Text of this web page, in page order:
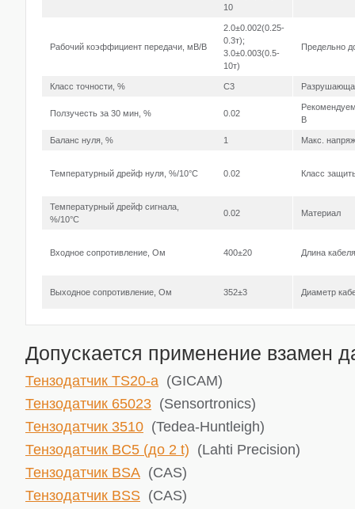
10
Рабочий коэффициент передачи, мВ/В
2.0±0.002(0.25-
0.3т);
3.0±0.003(0.5-
10т)
Предельно
Класс точности, % C3
Ползучесть за 30 мин, % 0.02
В
Баланс нуля, % 1 Макс.
Температурный дрейф нуля, %/10°С 0.02 Класс
Температурный дрейф сигнала,
%/10°С
0.02 Материал
Входное сопротивление, Ом 400±20 Длина
Выходное сопротивление, Ом 352±3 Диаметр
Допускается применение взамен
Тензодатчик TS20-a (GICAM)
Тензодатчик 65023 (Sensortronics)
Тензодатчик 3510 (Tedea-Huntleigh)
Тензодатчик BC5 (до 2 t) (Lahti Precision)
Тензодатчик BSA (CAS)
Тензодатчик BSS (CAS)